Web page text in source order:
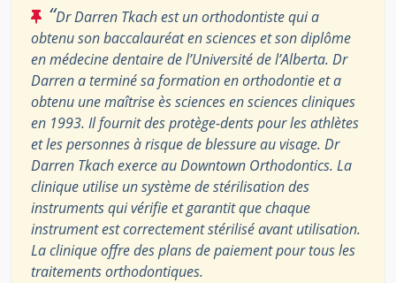
“Dr Darren Tkach est un orthodontiste qui a
obtenu son baccalauréat en sciences et son diplôme
en médecine dentaire de l’Université de l’Alberta. Dr
Darren a terminé sa formation en orthodontie et a
obtenu une maîtrise ès sciences en sciences cliniques
en 1993. Il fournit des protège-dents pour les athlètes
et les personnes à risque de blessure au visage. Dr
Darren Tkach exerce au Downtown Orthodontics. La
clinique utilise un système de stérilisation des
instruments qui vérifie et garantit que chaque
instrument est correctement stérilisé avant utilisation.
La clinique offre des plans de paiement pour tous les
traitements orthodontiques.